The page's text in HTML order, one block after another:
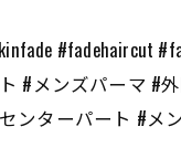
#fadehaircut
#メンズパーマ #
ンターパート #メ